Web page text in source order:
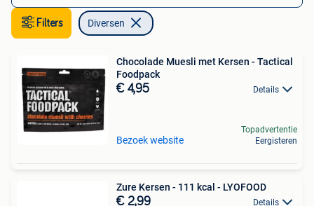
Filters Diversen
Chocolade Muesli met Kersen - Tactical
Foodpack
€ 4,95 Details
Bezoek website
Topadvertentie
Eergisteren
Zure Kersen - 111 kcal - LYOFOOD
€ 2,99 Details